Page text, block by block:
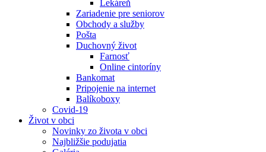
Lekáreň
Zariadenie pre seniorov
Obchody a služby
Pošta
Duchovný život
Farnosť
Online cintoríny
Bankomat
Pripojenie na internet
Balíkoboxy
Covid-19
Život v obci
Novinky zo života v obci
Najbližšie podujatia